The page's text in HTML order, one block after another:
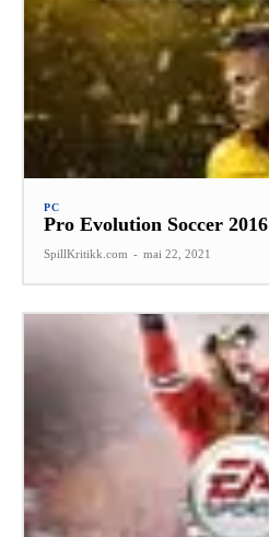
PC
Pro Evolution Soccer 2016
SpillKritikk.com - mai 22, 2021